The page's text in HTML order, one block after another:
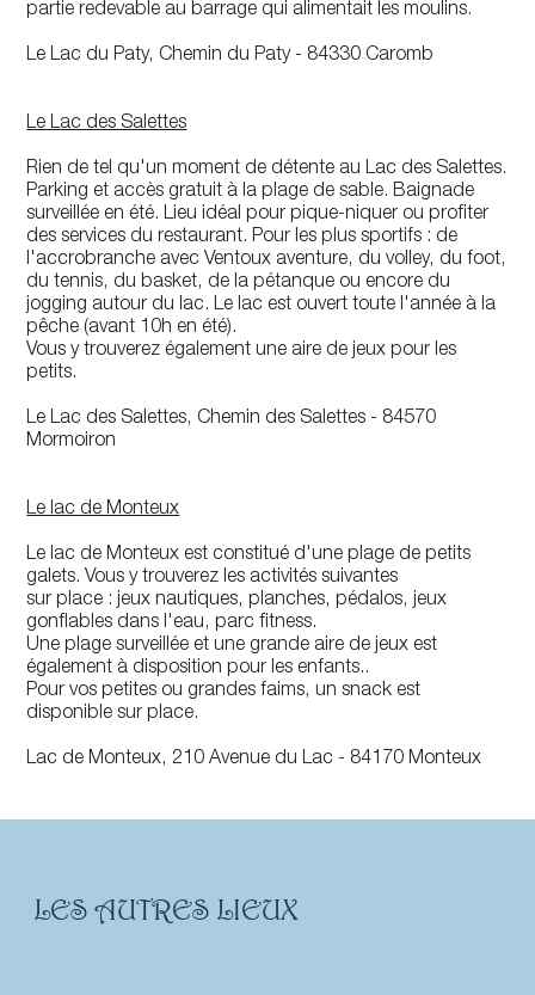
partie redevable au barrage qui alimentait les moulins.
Le Lac du Paty, Chemin du Paty - 84330 Caromb
Le Lac des Salettes
Rien de tel qu'un moment de détente au Lac des Salettes.
Parking et accès gratuit à la plage de sable. Baignade
surveillée en été. Lieu idéal pour pique-niquer ou profiter
des services du restaurant. Pour les plus sportifs : de
l'accrobranche avec Ventoux aventure, du volley, du foot,
du tennis, du basket, de la pétanque ou encore du
jogging autour du lac. Le lac est ouvert toute l'année à la
pêche (avant 10h en été).
Vous y trouverez également une aire de jeux pour les
petits.
Le Lac des Salettes, Chemin des Salettes - 84570
Mormoiron
Le lac de Monteux
Le lac de Monteux est constitué d'une plage de petits
galets. Vous y trouverez les activités suivantes
sur place : jeux nautiques, planches, pédalos, jeux
gonflables dans l'eau, parc fitness.
Une plage surveillée et une grande aire de jeux est
également à disposition pour les enfants..
Pour vos petites ou grandes faims, un snack est
disponible sur place.
Lac de Monteux, 210 Avenue du Lac - 84170 Monteux
LES AUTRES LIEUX